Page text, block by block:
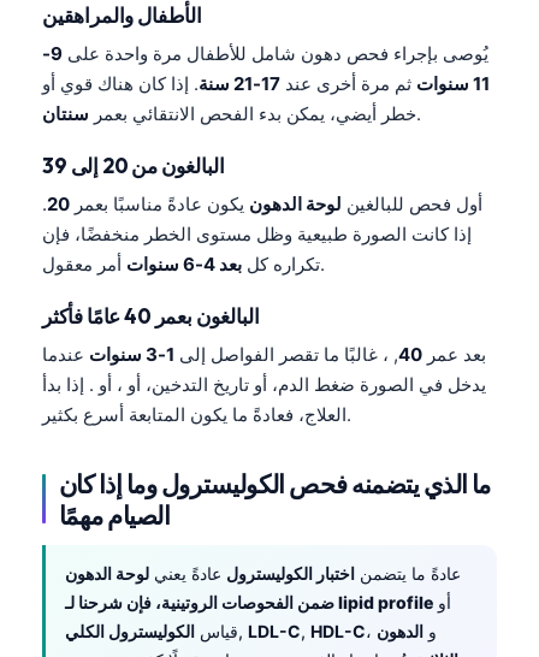
الأطفال والمراهقين
يُوصى بإجراء فحص دهون شامل للأطفال مرة واحدة على
9-
11 سنوات
ثم مرة أخرى عند 17-21 سنة
. إذا كان هناك قوي أو
خطر أيضي، يمكن بدء الفحص الانتقائي بعمر سنتان .
البالغون من 20 إلى 39
أول فحص للبالغين لوحة الدهون يكون عادةً مناسبًا بعمر 20
.
إذا كانت الصورة طبيعية وظل مستوى الخطر منخفضًا، فإن
تكراره كل بعد 4-6 سنوات أمر معقول.
البالغون بعمر 40 عامًا فأكثر
بعد عمر 40, ، غالبًا ما تقصر الفواصل إلى 1-3 سنوات
عندما
يدخل في الصورة ضغط الدم، أو تاريخ التدخين، أو ، أو . إذا بدأ
العلاج، فعادةً ما يكون المتابعة أسرع بكثير.
ما الذي يتضمنه فحص الكوليسترول وما إذا كان
الصيام مهمًا
عادةً ما يتضمن اختبار الكوليسترول عادةً يعني لوحة الدهون
أو lipid profileضمن الفحوصات الروتينية، فإن شرحنا لـ
قياس الكوليسترول الكلي , LDL-C, HDL-C ، و الدهون